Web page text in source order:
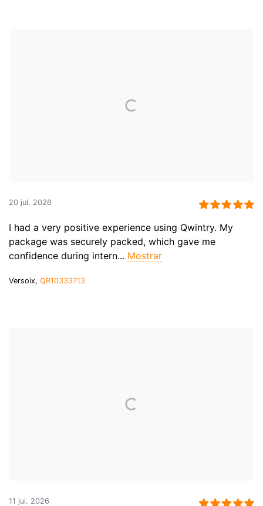
20 jul. 2026
I had a very positive experience using Qwintry. My
package was securely packed, which gave me
confidence during intern... Mostrar
Versoix, QR10333713
11 jul. 2026